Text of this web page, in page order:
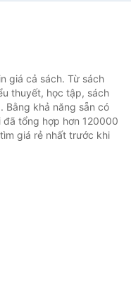
giá cả sách. Từ sách
thuyết, học tập, sách
Bằng khả năng sẵn có
tổng hợp hơn 120000
giá rẻ nhất trước khi